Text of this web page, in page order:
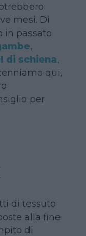
mesi. Di
in passato
,
di schiena,
qui,
per
di tessuto
alla fine
di